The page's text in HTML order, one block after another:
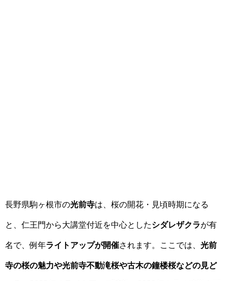
長野県駒ヶ根市の光前寺は、桜の開花・見頃時期になる
と、仁王門から大講堂付近を中心としたシダレザクラが有
名で、例年ライトアップが開催されます。ここでは、 光前
寺の桜の魅力や光前寺不動滝桜や古木の鐘楼桜などの見ど